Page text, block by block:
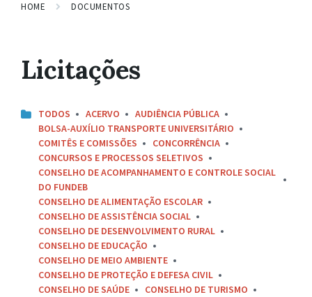
HOME DOCUMENTOS
Licitações
TODOS ACERVO
AUDIÊNCIA PÚBLICA
BOLSA-AUXÍLIO TRANSPORTE UNIVERSITÁRIO
COMITÊS E COMISSÕES
CONCORRÊNCIA
CONCURSOS E PROCESSOS SELETIVOS
CONSELHO DE ACOMPANHAMENTO E CONTROLE SOCIAL
DO FUNDEB
CONSELHO DE ALIMENTAÇÃO ESCOLAR
CONSELHO DE ASSISTÊNCIA SOCIAL
CONSELHO DE DESENVOLVIMENTO RURAL
CONSELHO DE EDUCAÇÃO
CONSELHO DE MEIO AMBIENTE
CONSELHO DE PROTEÇÃO E DEFESA CIVIL
CONSELHO DE SAÚDE
CONSELHO DE TURISMO